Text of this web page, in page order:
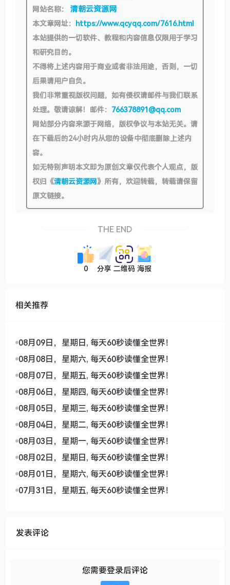
网站名称： 清朝云资源网
本文章网址： https://www.qcyqq.com/7616.html
本站提供的一切软件、教程和内容信息仅限用于学习
和研究目的。
不得将上述内容用于商业或者非法用途，否则，一切
后果请用户自负。
我们非常重视版权问题，如有侵权请邮件与我们联系
处理。敬请谅解！邮件： 766378891@qq.com
网站部分内容来源于网络，版权争议与本站无关。请
在下载后的24小时内从您的设备中彻底删除上述内
容。
如无特别声明本文即为原创文章仅代表个人观点，版
权归《清朝云资源网》所有，欢迎转载，转载请保留
原文链接。
THE END
0 分享 二维码 海报
相关推荐
08月09日，星期日, 每天60秒读懂全世界！
08月08日，星期六, 每天60秒读懂全世界！
08月07日，星期五, 每天60秒读懂全世界！
08月06日，星期四, 每天60秒读懂全世界！
08月05日，星期三, 每天60秒读懂全世界！
08月04日，星期二, 每天60秒读懂全世界！
08月03日，星期一, 每天60秒读懂全世界！
08月02日，星期日, 每天60秒读懂全世界！
08月01日，星期六, 每天60秒读懂全世界！
07月31日，星期五, 每天60秒读懂全世界！
发表评论
您需要登录后评论